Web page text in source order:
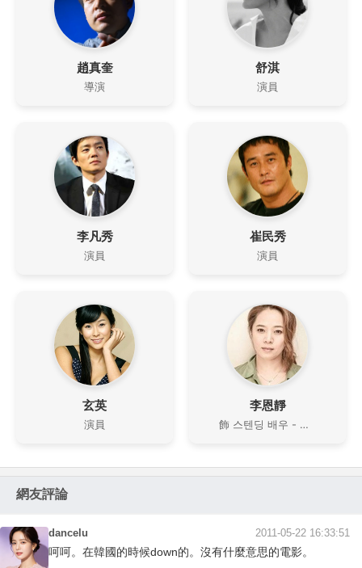
趙真奎
導演
舒淇
演員
李凡秀
演員
崔民秀
演員
玄英
演員
李恩靜
飾 스텐딩 배우 - 서기 대역
網友評論
dancelu 2011-05-22 16:33:51
呵呵。在韓國的時候down的。沒有什麼意思的電影。